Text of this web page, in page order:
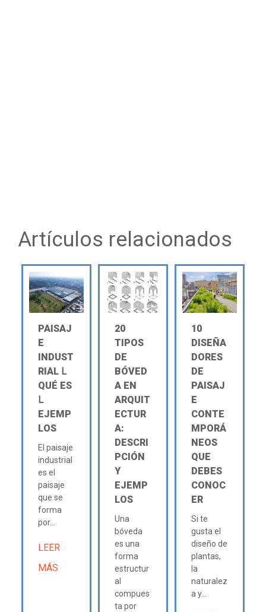
Artículos relacionados
PAISAJ
E
INDUST
RIAL Ⅼ
QUÉ ES
Ⅼ
EJEMP
LOS
El paisaje
industrial
es el
paisaje
que se
forma
por...
LEER
MÁS
20
TIPOS
DE
BÓVED
A EN
ARQUIT
ECTUR
A:
DESCRI
PCIÓN
Y
EJEMP
LOS
Una
bóveda
es una
forma
estructur
al
compues
ta por
10
DISEÑA
DORES
DE
PAISAJ
E
CONTE
MPORÁ
NEOS
QUE
DEBES
CONOC
ER
Si te
gusta el
diseño de
plantas,
la
naturalez
a y...